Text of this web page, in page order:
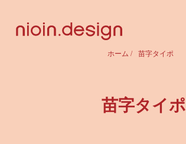
ホーム / 苗字タイポ
苗字タイポ